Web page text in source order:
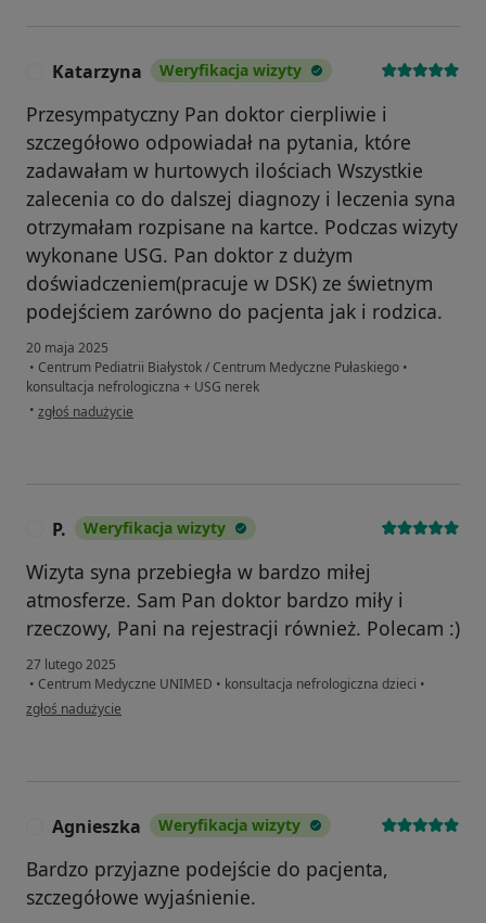
Katarzyna Weryfikacja wizyty
Przesympatyczny Pan doktor cierpliwie i
szczegółowo odpowiadał na pytania, które
zadawałam w hurtowych ilościach Wszystkie
zalecenia co do dalszej diagnozy i leczenia syna
otrzymałam rozpisane na kartce. Podczas wizyty
wykonane USG. Pan doktor z dużym
doświadczeniem(pracuje w DSK) ze świetnym
podejściem zarówno do pacjenta jak i rodzica.
20 maja 2025
• Centrum Pediatrii Białystok / Centrum Medyczne Pułaskiego •
konsultacja nefrologiczna + USG nerek
• w opinii użytkownika Katarzyna
zgłoś nadużycie
P. Weryfikacja wizyty
Wizyta syna przebiegła w bardzo miłej
atmosferze. Sam Pan doktor bardzo miły i
rzeczowy, Pani na rejestracji również. Polecam :)
27 lutego 2025
• Centrum Medyczne UNIMED • konsultacja nefrologiczna dzieci •
w opinii użytkownika P.
zgłoś nadużycie
Agnieszka Weryfikacja wizyty
Bardzo przyjazne podejście do pacjenta,
szczegółowe wyjaśnienie.